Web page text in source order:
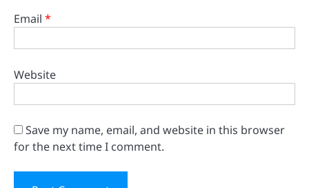
Email *
Website
Save my name, email, and website in this browser
for the next time I comment.